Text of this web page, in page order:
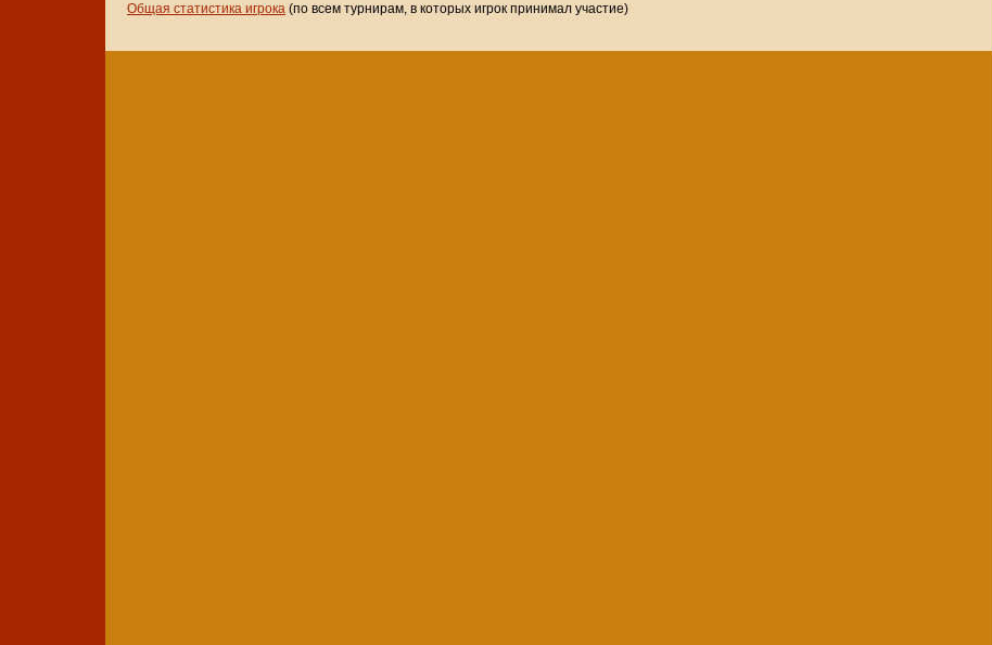
Общая статистика игрока (по всем турнирам, в которых игрок принимал участие)